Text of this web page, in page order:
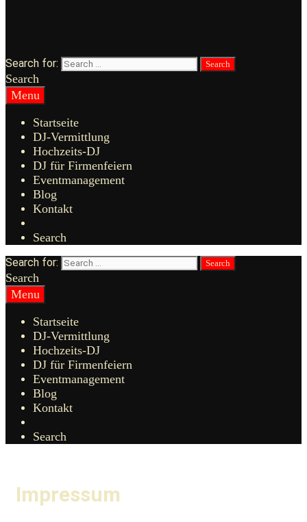
Search for:
Search
Menu
Startseite
DJ-Vermittlung
Hochzeits-DJ
DJ für Firmenfeiern
Eventmanagement
Blog
Kontakt
Search
Search for:
Search
Menu
Startseite
DJ-Vermittlung
Hochzeits-DJ
DJ für Firmenfeiern
Eventmanagement
Blog
Kontakt
Search
Impressum